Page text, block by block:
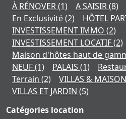
À RÉNOVER(1) A SAISIR(8)
En Exclusivité(2) HÔTEL
INVESTISSEMENT IMMO (2)
INVESTISSEMENT LOCATIF(2)
Maison d'hôtes haut de
NEUF(1) PALAIS (1)
Terrain (2) VILLAS &
VILLAS ET JARDIN (5)
Catégories location